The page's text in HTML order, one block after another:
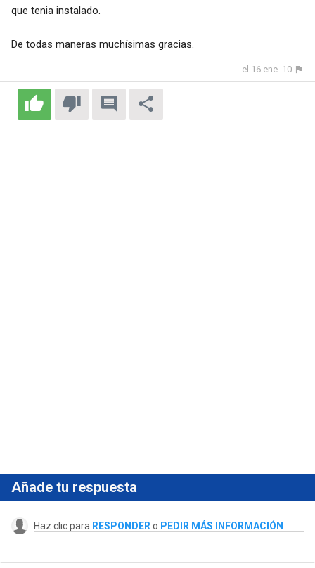
que tenia instalado.
De todas maneras muchísimas gracias.
el 16 ene. 10
Añade tu respuesta
Haz clic para RESPONDER o PEDIR MÁS INFORMACIÓN